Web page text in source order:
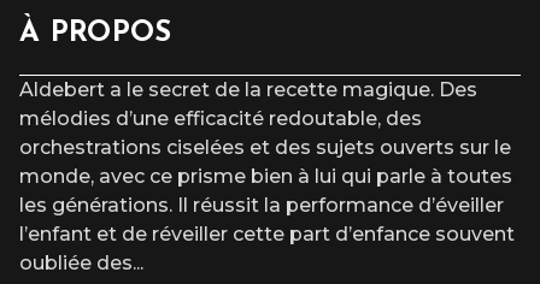
À PROPOS
Aldebert a le secret de la recette magique. Des
mélodies d’une efficacité redoutable, des
orchestrations ciselées et des sujets ouverts sur le
monde, avec ce prisme bien à lui qui parle à toutes
les générations. Il réussit la performance d’éveiller
l’enfant et de réveiller cette part d’enfance souvent
oubliée des...